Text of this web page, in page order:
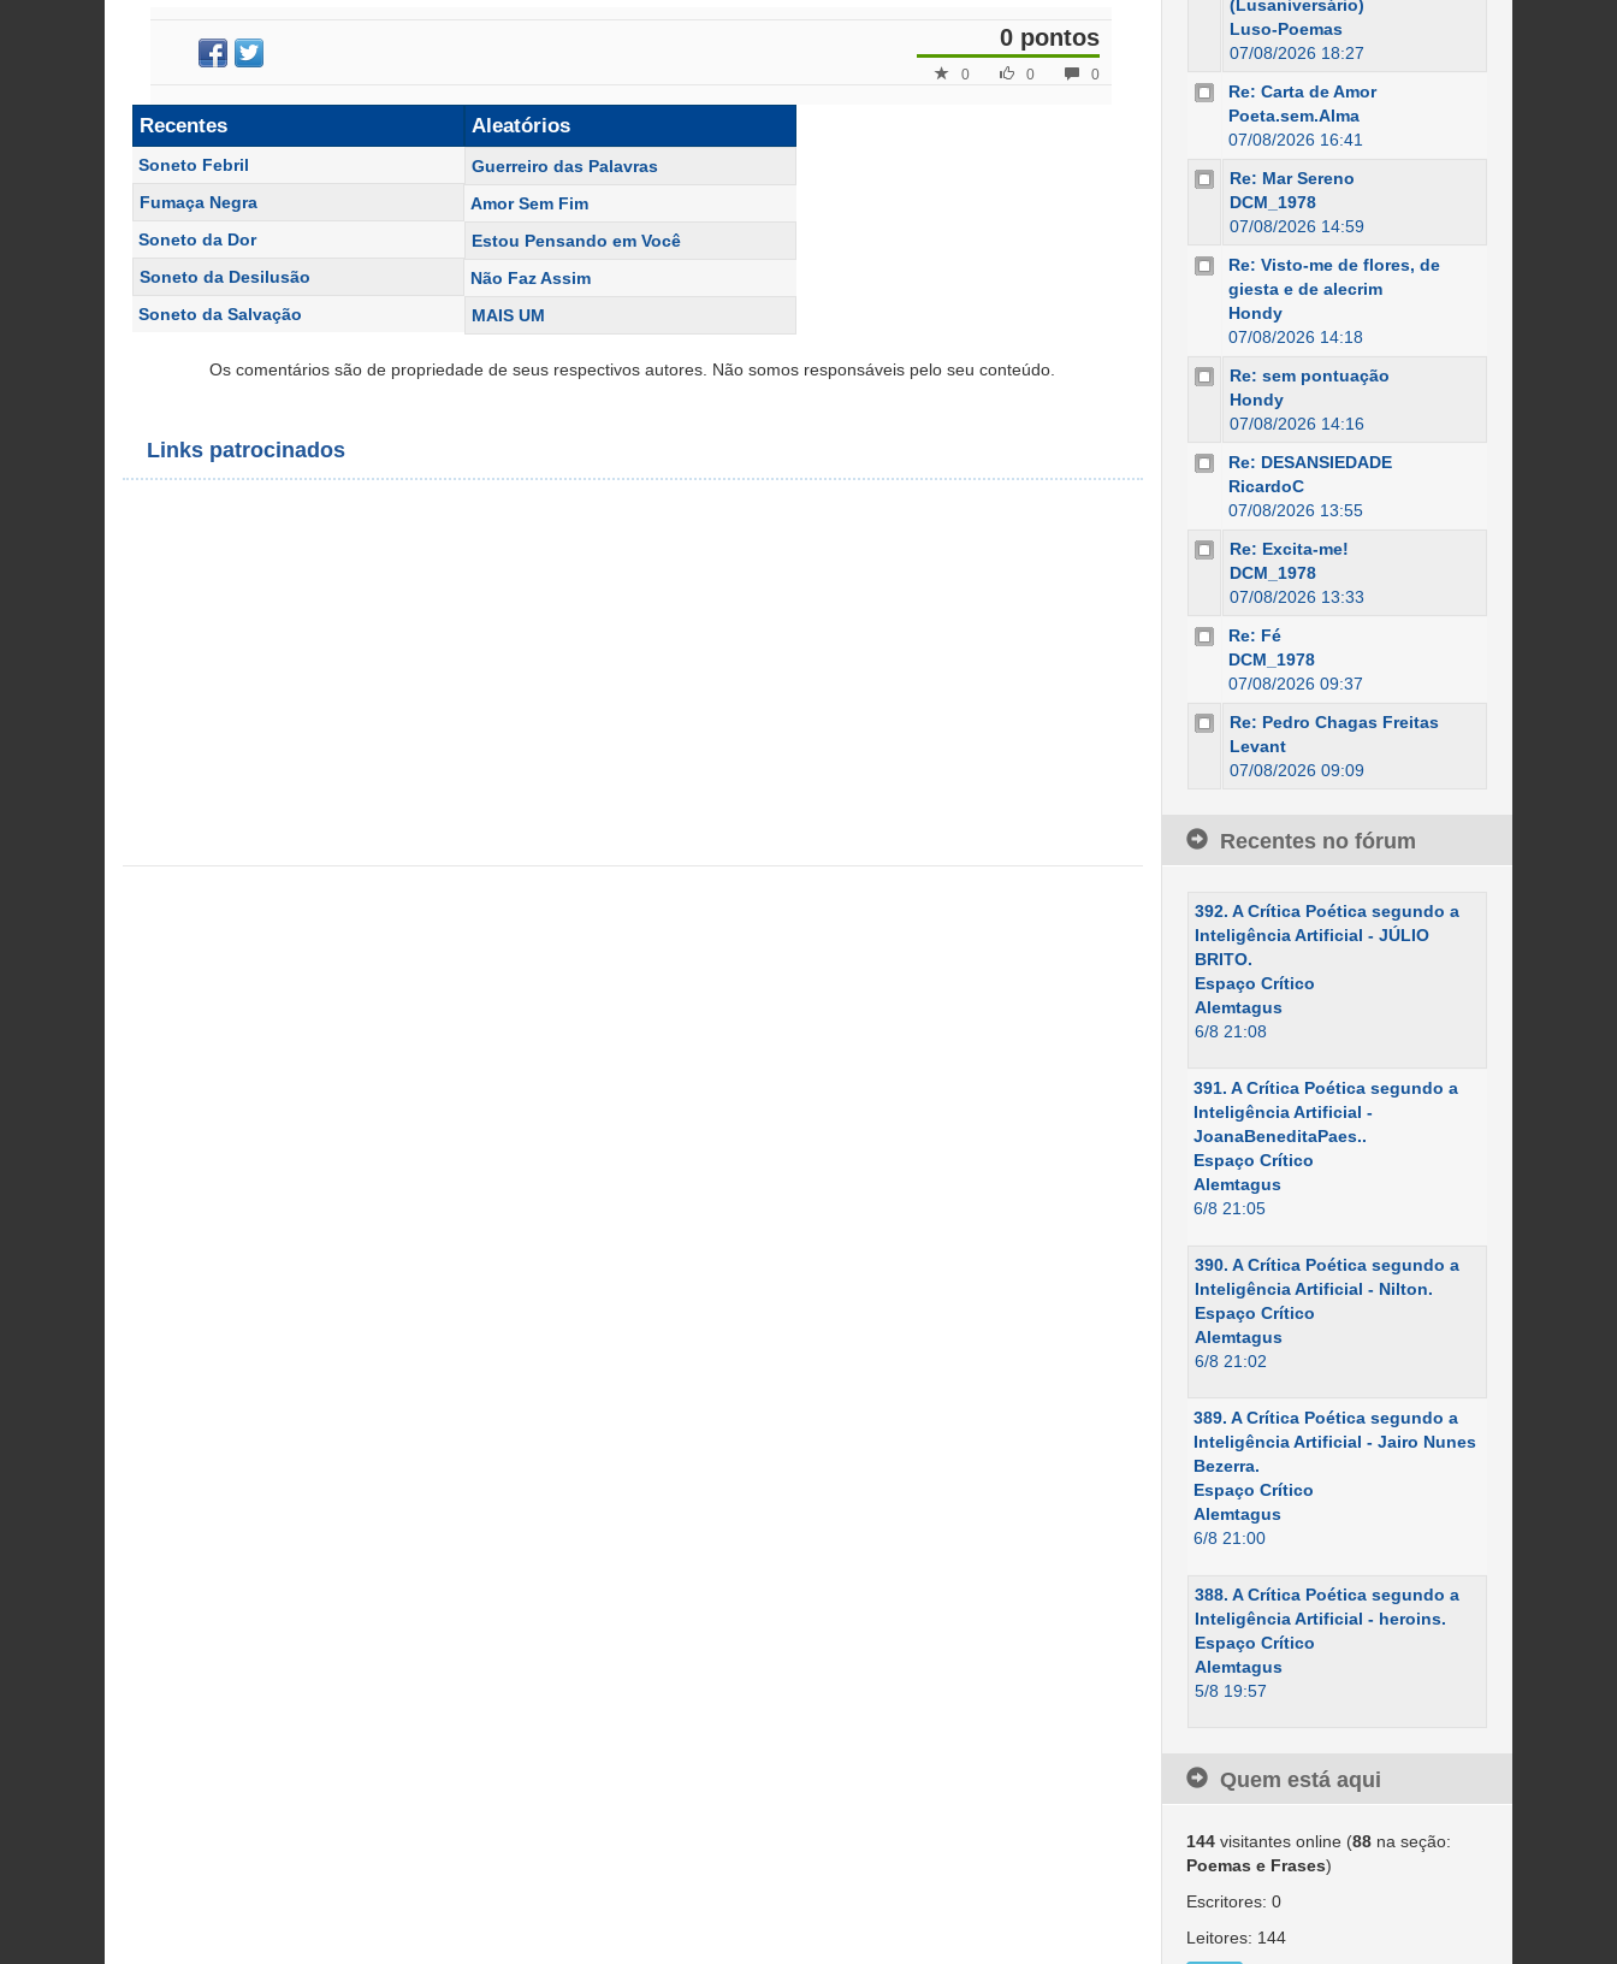
0 pontos
0
0
0
Recentes
Soneto Febril
Fumaça Negra
Soneto da Dor
Soneto da Desilusão
Soneto da Salvação
Aleatórios
Guerreiro das Palavras
Amor Sem Fim
Estou Pensando em Você
Não Faz Assim
MAIS UM
Os comentários são de propriedade de seus respectivos autores. Não somos responsáveis pelo seu conteúdo.
Links patrocinados
(Lusaniversário)
Luso-Poemas
07/08/2026 18:27
Re: Carta de Amor
Poeta.sem.Alma
07/08/2026 16:41
Re: Mar Sereno
DCM_1978
07/08/2026 14:59
Re: Visto-me de flores, de
giesta e de alecrim
Hondy
07/08/2026 14:18
Re: sem pontuação
Hondy
07/08/2026 14:16
Re: DESANSIEDADE
RicardoC
07/08/2026 13:55
Re: Excita-me!
DCM_1978
07/08/2026 13:33
Re: Fé
DCM_1978
07/08/2026 09:37
Re: Pedro Chagas Freitas
Levant
07/08/2026 09:09
Recentes no fórum
392. A Crítica Poética segundo a
Inteligência Artificial - JÚLIO
BRITO.
Espaço Crítico
Alemtagus
6/8 21:08
391. A Crítica Poética segundo a
Inteligência Artificial -
JoanaBeneditaPaes..
Espaço Crítico
Alemtagus
6/8 21:05
390. A Crítica Poética segundo a
Inteligência Artificial - Nilton.
Espaço Crítico
Alemtagus
6/8 21:02
389. A Crítica Poética segundo a
Inteligência Artificial - Jairo Nunes
Bezerra.
Espaço Crítico
Alemtagus
6/8 21:00
388. A Crítica Poética segundo a
Inteligência Artificial - heroins.
Espaço Crítico
Alemtagus
5/8 19:57
Quem está aqui
144visitantes online (88na seção:
Poemas e Frases)
Escritores: 0
Leitores: 144